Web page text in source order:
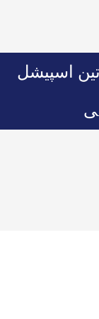
اسپیشل